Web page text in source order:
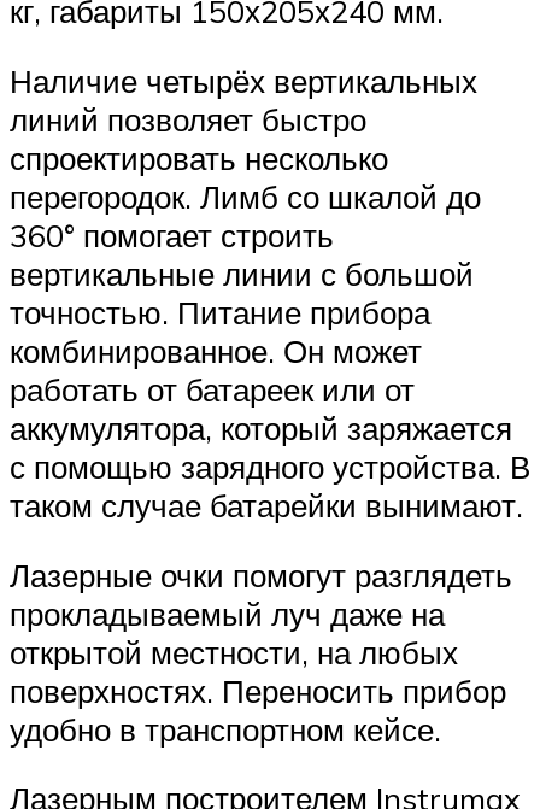
кг, габариты 150х205х240 мм.
Наличие четырёх вертикальных
линий позволяет быстро
спроектировать несколько
перегородок. Лимб со шкалой до
360° помогает строить
вертикальные линии с большой
точностью. Питание прибора
комбинированное. Он может
работать от батареек или от
аккумулятора, который заряжается
с помощью зарядного устройства. В
таком случае батарейки вынимают.
Лазерные очки помогут разглядеть
прокладываемый луч даже на
открытой местности, на любых
поверхностях. Переносить прибор
удобно в транспортном кейсе.
Лазерным построителем Instrumax